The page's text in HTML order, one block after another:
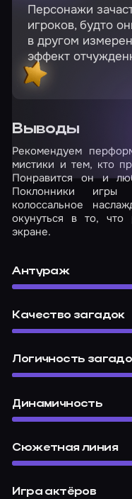
Персонажи
игроков, будто
в другом
эффект
Выводы
Рекомендуем
мистики и тем, кто
Понравится он и
Поклонники
колоссальное
окунуться в то,
экране.
Антураж
Качество загадок
Логичность
Динамичность
Сюжетная линия
Игра актёров